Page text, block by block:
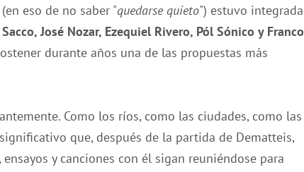
eso de no saber "quedarse quieto") estuvo integrada
José Nozar, Ezequiel Rivero, Pól Sónico y Franco
durante años una de las propuestas más
Como los ríos, como las ciudades, como las
que, después de la partida de Dematteis,
y canciones con él sigan reuniéndose para